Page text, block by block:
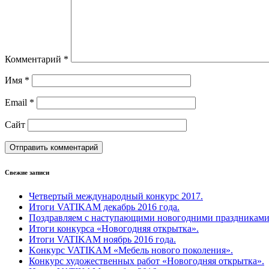
Комментарий *
Имя *
Email *
Сайт
Свежие записи
Четвертый международный конкурс 2017.
Итоги VATIKAM декабрь 2016 года.
Поздравляем с наступающими новогодними
Итоги конкурса «Новогодняя открытка».
Итоги VATIKAM ноябрь 2016 года.
Kонкурс VATIKAM «Мебель нового поколения».
Конкурс художественных работ «Новогодняя открытка».